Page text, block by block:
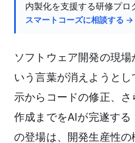
内製化を支援する研修プロ
スマートコーズに相談する →
ソフトウェア開発の現
いう言葉が消えようと
示からコードの修正、
作成までをAIが完遂する
の登場は、開発生産性